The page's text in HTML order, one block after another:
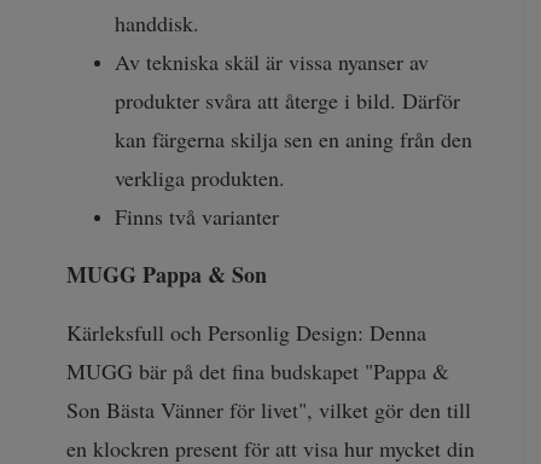
handdisk.
Av tekniska skäl är vissa nyanser av
produkter svåra att återge i bild. Därför
kan färgerna skilja sen en aning från den
verkliga produkten.
Finns två varianter
MUGGPappa & Son
Kärleksfull och Personlig Design: Denna
MUGG bär på det fina budskapet "Pappa &
Son Bästa Vänner för livet", vilket gör den till
en klockren present för att visa hur mycket din